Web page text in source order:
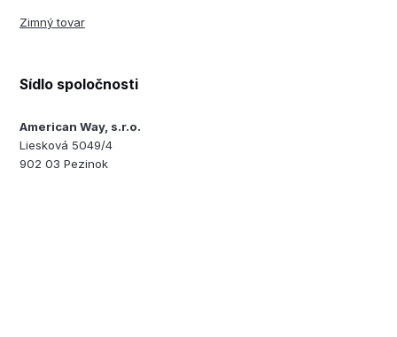
Zimný tovar
Sídlo spoločnosti
American Way, s.r.o.
Liesková 5049/4
902 03 Pezinok